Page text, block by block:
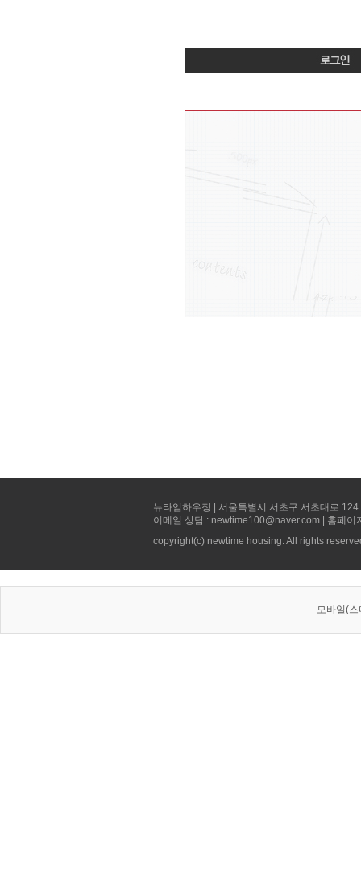
뉴타임하우징 | 서울특별시 서초구 서초대로
이메일 상담 : newtime100@naver.com | 홈페
copyright(c) newtime housing. All rights
모바일(